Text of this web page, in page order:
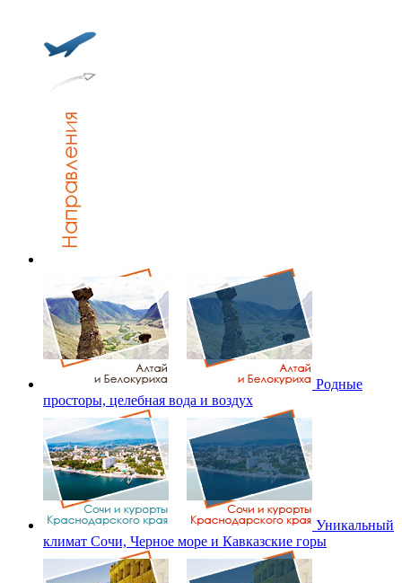
Родные
просторы, целебная вода и воздух
Уникальный
климат Сочи, Черное море и Кавказские горы